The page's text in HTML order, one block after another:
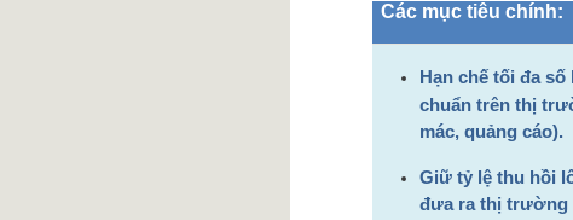
Các mục tiêu chính:
Hạn chế tối đa
chuẩn trên thị
mác, quảng cáo).
Giữ tỷ lệ thu hồi
đưa ra thị trường